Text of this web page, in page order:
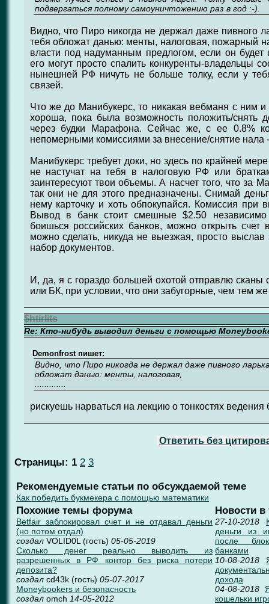
подвергаться полному самоуничтожению раз в год :-).
Видно, что Пиро никогда не держал даже пивного
тебя обложат данью: менты, налоговая, пожарный
власти под надуманным предлогом, если он
его могут просто спалить конкуренты-владельцы
нынешней РФ ничуть не больше толку, если у
связей.
Что же до Манибукерс, то никакая вебманя с ним
хороша, пока была возможность положить/снять
через будки Марафона. Сейчас же, с ее 0.8%
непомерными комиссиями за внесение/снятие нала
Манибукерс требует доки, но здесь по крайней
не настучат на тебя в налоговую РФ или
заинтересуют твои объемы. А насчет того, что за
так они не для этого предназначены. Снимай
нему карточку и хоть обпокупайся. Комиссия при
Вывод в банк стоит смешные $2.50
боишься российских банков, можно открыть счет
можно сделать, никуда не выезжая, просто
набор документов.
И, да, я с гораздо большей охотой отправлю сканы
или БК, при условии, что они забугорные, чем тем
$htirlits
Re: Кто-нибудь выводил деньги с помощью
Demonfrost пишет:
Видно, что Пиро никогда не держал даже пивного
обложат данью: менты, налоговая,
рискуешь нарваться на лекцию о тонкостях ведения
Ответить без
Страницы: 1 2 3
Рекомендуемые статьи по обсуждаемой теме
Как победить букмекера с помощью математики
Похожие темы форума
Betfair заблокировал счет и не отдавал деньги
(но потом отдал)
создал VOLID0L (гость) 05-05-2019
Сколько денег реально выводить из
разрешенных в РФ контор без риска потери
депозита?
создал cd43k (гость) 05-07-2017
Moneybookers и безопасность
создал omch 14-05-2012
Новости в
27-10-2018
деньги из
после
банками
10-08-2018
дохода
04-08-2018
кошельки